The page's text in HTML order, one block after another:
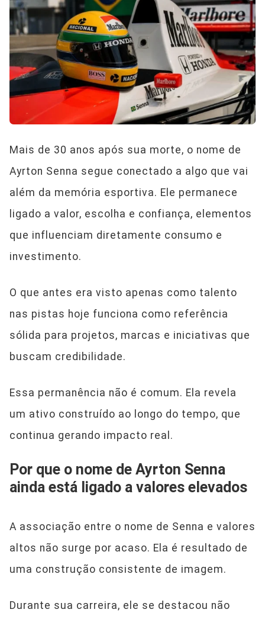
Mais de 30 anos após sua morte, o nome de
Ayrton Senna segue conectado a algo que vai
além da memória esportiva. Ele permanece
ligado a valor, escolha e confiança, elementos
que influenciam diretamente consumo e
investimento.
O que antes era visto apenas como talento
nas pistas hoje funciona como referência
sólida para projetos, marcas e iniciativas que
buscam credibilidade.
Essa permanência não é comum. Ela revela
um ativo construído ao longo do tempo, que
continua gerando impacto real.
Por que o nome de Ayrton Senna
ainda está ligado a valores elevados
A associação entre o nome de Senna e valores
altos não surge por acaso. Ela é resultado de
uma construção consistente de imagem.
Durante sua carreira, ele se destacou não